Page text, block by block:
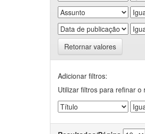
Retornar valores
Adicionar filtros:
Utilizar filtros para refinar o